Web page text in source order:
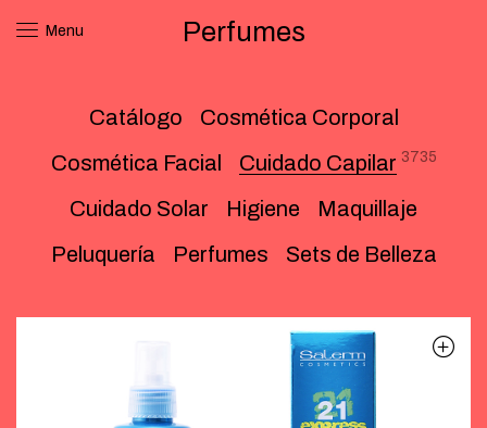
Menu Perfumes
Catálogo
Cosmética Corporal
Cosmética Facial
Cuidado Capilar 3735
Cuidado Solar Higiene
Maquillaje
Peluquería
Perfumes Sets de Belleza